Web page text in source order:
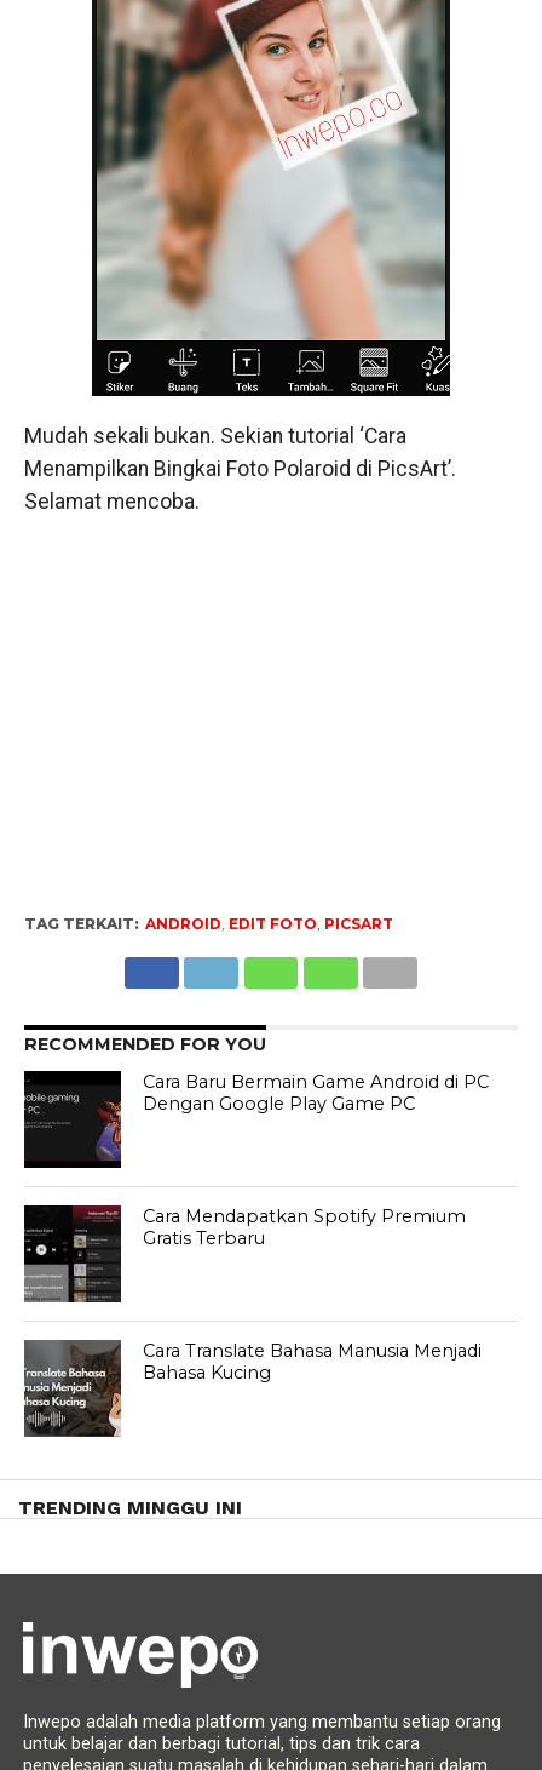
Mudah sekali bukan. Sekian tutorial ‘Cara
Menampilkan Bingkai Foto Polaroid di PicsArt’.
Selamat mencoba.
TAG TERKAIT: ANDROID, EDIT FOTO, PICSART
RECOMMENDED FOR YOU
Cara Baru Bermain Game Android di PC
Dengan Google Play Game PC
Cara Mendapatkan Spotify Premium
Gratis Terbaru
Cara Translate Bahasa Manusia Menjadi
Bahasa Kucing
TRENDING MINGGU INI
Inwepo adalah media platform yang membantu setiap orang
untuk belajar dan berbagi tutorial, tips dan trik cara